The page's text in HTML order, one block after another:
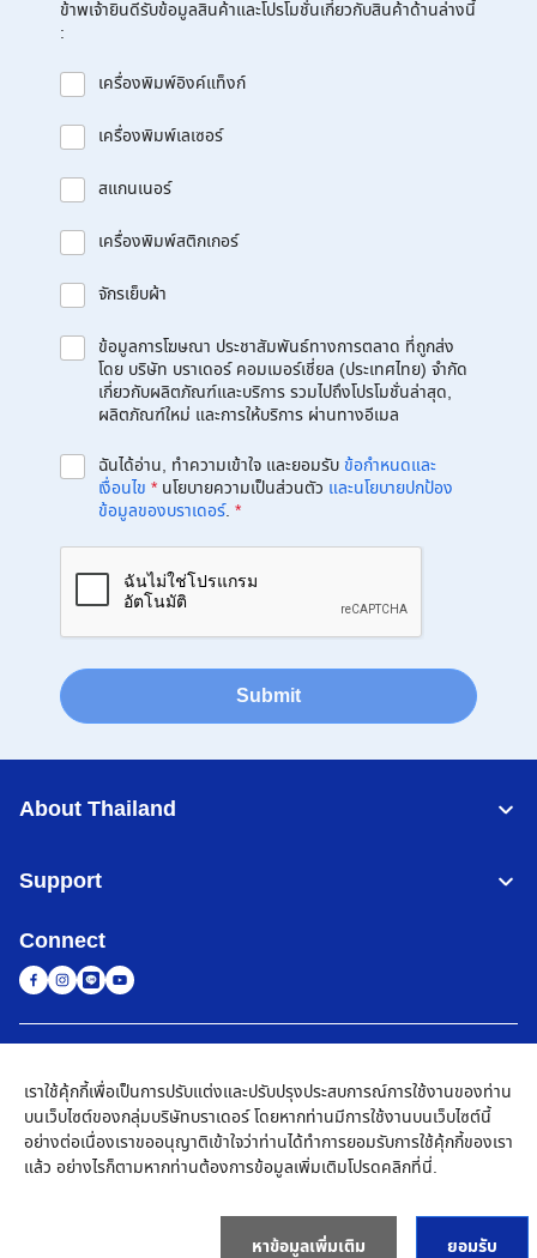
ข้าพเจ้ายินดีรับข้อมูลสินค้าและโปรโมชั่นเกี่ยวกับสินค้าด้านล่างนี้
:
เครื่องพิมพ์อิงค์แท็งก์
เครื่องพิมพ์เลเซอร์
สแกนเนอร์
เครื่องพิมพ์สติกเกอร์
จักรเย็บผ้า
ข้อมูลการโฆษณา ประชาสัมพันธ์ทางการตลาด ที่ถูกส่ง
โดย บริษัท บราเดอร์ คอมเมอร์เชี่ยล (ประเทศไทย) จำกัด
เกี่ยวกับผลิตภัณฑ์และบริการ รวมไปถึงโปรโมชั่นล่าสุด,
ผลิตภัณฑ์ใหม่ และการให้บริการ ผ่านทางอีเมล
ฉันได้อ่าน, ทำความเข้าใจ และยอมรับข้อกำหนดและ
เงื่อนไข * นโยบายความเป็นส่วนตัว และนโยบายปกป้อง
ข้อมูลของบราเดอร์. *
Submit
About Thailand
Support
Connect
นโยบายความเป็นส่วนตัว เงื่อนไขการใช้งาน แผนผังเว็บไซต์ ไปที่โกลบอลไซต์
©2026BROTHER COMMERCIAL (THAILAND) LTD. All Rights
Reserved
เราใช้คุ้กกี้เพื่อเป็นการปรับแต่งและปรับปรุงประสบการณ์การใช้งานของท่าน
บนเว็บไซต์ของกลุ่มบริษัทบราเดอร์ โดยหากท่านมีการใช้งานบนเว็บไซต์นี้
อย่างต่อเนื่องเราขออนุญาติเข้าใจว่าท่านได้ทำการยอมรับการใช้คุ้กกี้ของเรา
แล้ว อย่างไรก็ตามหากท่านต้องการข้อมูลเพิ่มเติมโปรดคลิกที่นี่.
หาข้อมูลเพิ่มเติม ยอมรับ